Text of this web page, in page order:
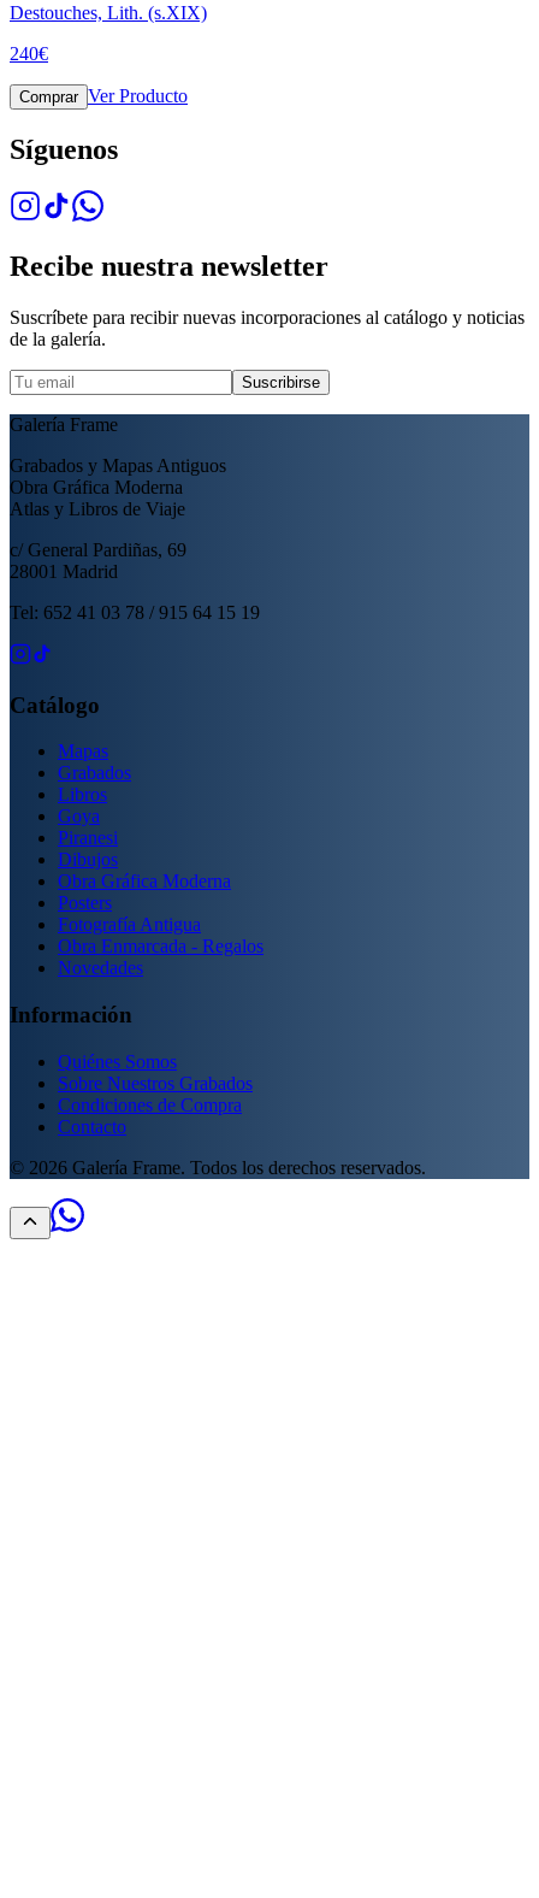
Destouches, Lith. (s.XIX)
240€
Comprar Ver Producto
Síguenos
Recibe nuestra newsletter
Suscríbete para recibir nuevas incorporaciones al catálogo y noticias
de la galería.
Suscribirse
Galería Frame
Grabados y Mapas Antiguos
Obra Gráfica Moderna
Atlas y Libros de Viaje
c/ General Pardiñas, 69
28001 Madrid
Tel: 652 41 03 78 / 915 64 15 19
Catálogo
Mapas
Grabados
Libros
Goya
Piranesi
Dibujos
Obra Gráfica Moderna
Posters
Fotografía Antigua
Obra Enmarcada - Regalos
Novedades
Información
Quiénes Somos
Sobre Nuestros Grabados
Condiciones de Compra
Contacto
© 2026 Galería Frame. Todos los derechos reservados.